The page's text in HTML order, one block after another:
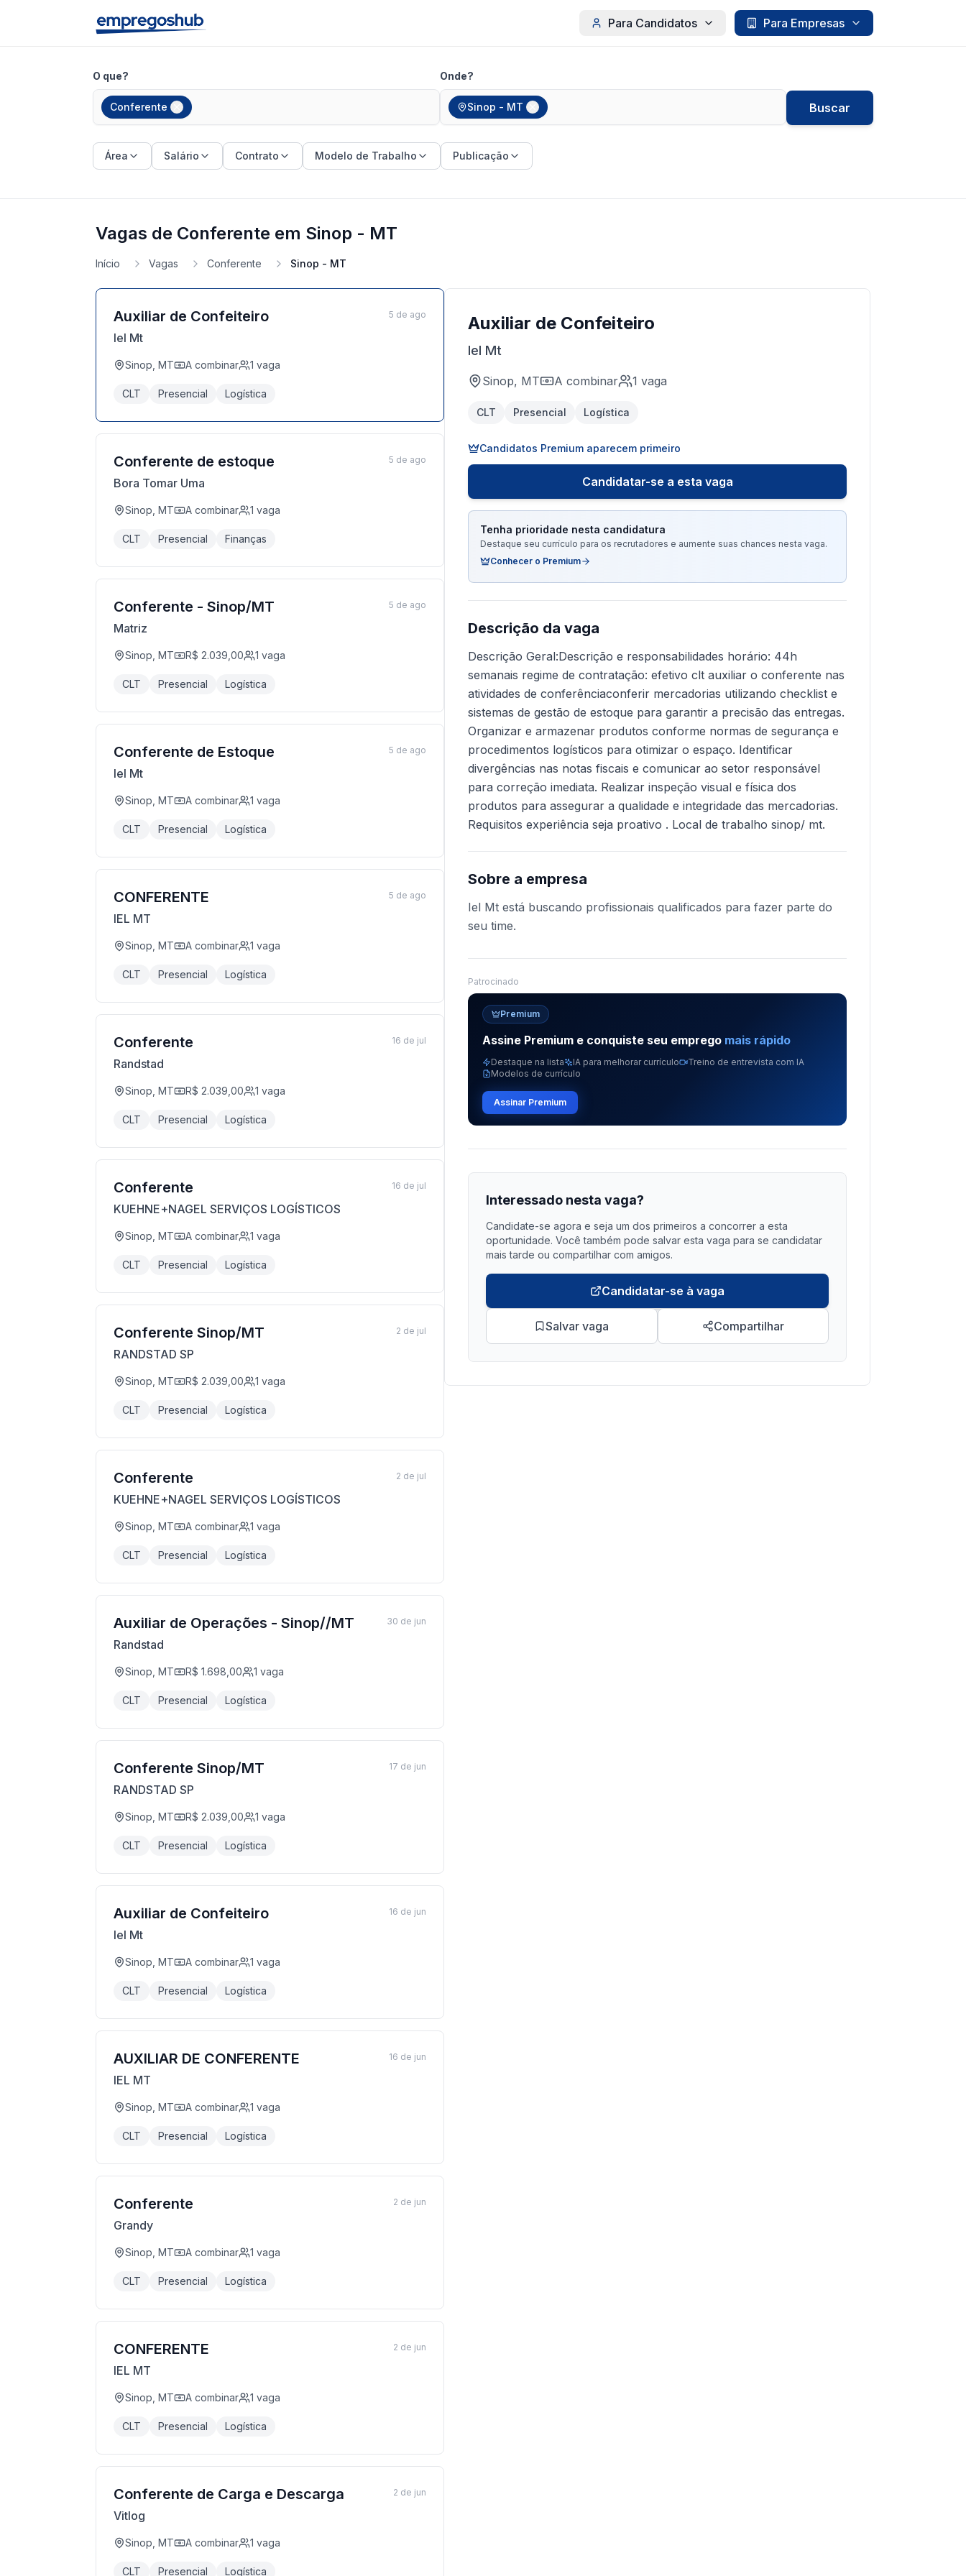
Para Candidatos Para Empresas
O que?
Conferente
Onde?
Sinop - MT Buscar
Área Salário Contrato Modelo de Trabalho Publicação
Vagas de Conferente em Sinop - MT
Início Vagas Conferente Sinop - MT
Auxiliar de Confeiteiro
Iel Mt
Sinop, MT A combinar 1 vaga
CLT Presencial Logística
5 de ago
Conferente de estoque
Bora Tomar Uma
Sinop, MT A combinar 1 vaga
CLT Presencial Finanças
5 de ago
Conferente - Sinop/MT
Matriz
Sinop, MT R$ 2.039,00 1 vaga
CLT Presencial Logística
5 de ago
Conferente de Estoque
Iel Mt
Sinop, MT A combinar 1 vaga
CLT Presencial Logística
5 de ago
CONFERENTE
IEL MT
Sinop, MT A combinar 1 vaga
CLT Presencial Logística
5 de ago
Conferente
Randstad
Sinop, MT R$ 2.039,00 1 vaga
CLT Presencial Logística
16 de jul
Conferente
KUEHNE+NAGEL SERVIÇOS LOGÍSTICOS
Sinop, MT A combinar 1 vaga
CLT Presencial Logística
16 de jul
Conferente Sinop/MT
RANDSTAD SP
Sinop, MT R$ 2.039,00 1 vaga
CLT Presencial Logística
2 de jul
Conferente
KUEHNE+NAGEL SERVIÇOS LOGÍSTICOS
Sinop, MT A combinar 1 vaga
CLT Presencial Logística
2 de jul
Auxiliar de Operações - Sinop//MT
Randstad
Sinop, MT R$ 1.698,00 1 vaga
CLT Presencial Logística
30 de jun
Conferente Sinop/MT
RANDSTAD SP
Sinop, MT R$ 2.039,00 1 vaga
CLT Presencial Logística
17 de jun
Auxiliar de Confeiteiro
Iel Mt
Sinop, MT A combinar 1 vaga
CLT Presencial Logística
16 de jun
AUXILIAR DE CONFERENTE
IEL MT
Sinop, MT A combinar 1 vaga
CLT Presencial Logística
16 de jun
Conferente
Grandy
Sinop, MT A combinar 1 vaga
CLT Presencial Logística
2 de jun
CONFERENTE
IEL MT
Sinop, MT A combinar 1 vaga
CLT Presencial Logística
2 de jun
Conferente de Carga e Descarga
Vitlog
Sinop, MT A combinar 1 vaga
CLT Presencial Logística
2 de jun
Auxiliar de Confeiteiro
Iel Mt
Sinop, MT A combinar 1 vaga
CLT Presencial Logística
Candidatos Premium aparecem primeiro
Candidatar-se a esta vaga
Tenha prioridade nesta candidatura
Destaque seu currículo para os recrutadores e aumente suas chances nesta vaga.
Conhecer o Premium
Descrição da vaga
Descrição Geral:Descrição e responsabilidades horário: 44h
semanais regime de contratação: efetivo clt auxiliar o conferente nas
atividades de conferênciaconferir mercadorias utilizando checklist e
sistemas de gestão de estoque para garantir a precisão das entregas.
Organizar e armazenar produtos conforme normas de segurança e
procedimentos logísticos para otimizar o espaço. Identificar
divergências nas notas fiscais e comunicar ao setor responsável
para correção imediata. Realizar inspeção visual e física dos
produtos para assegurar a qualidade e integridade das mercadorias.
Requisitos experiência seja proativo . Local de trabalho sinop/ mt.
Sobre a empresa
Iel Mt está buscando profissionais qualificados para fazer parte do
seu time.
Patrocinado
Premium
Assine Premium e conquiste seu emprego mais rápido
Destaque na lista IA para melhorar currículo
Treino de entrevista com IA
Modelos de currículo
Assinar Premium
Interessado nesta vaga?
Candidate-se agora e seja um dos primeiros a concorrer a esta
oportunidade. Você também pode salvar esta vaga para se candidatar
mais tarde ou compartilhar com amigos.
Candidatar-se à vaga
Salvar vaga Compartilhar